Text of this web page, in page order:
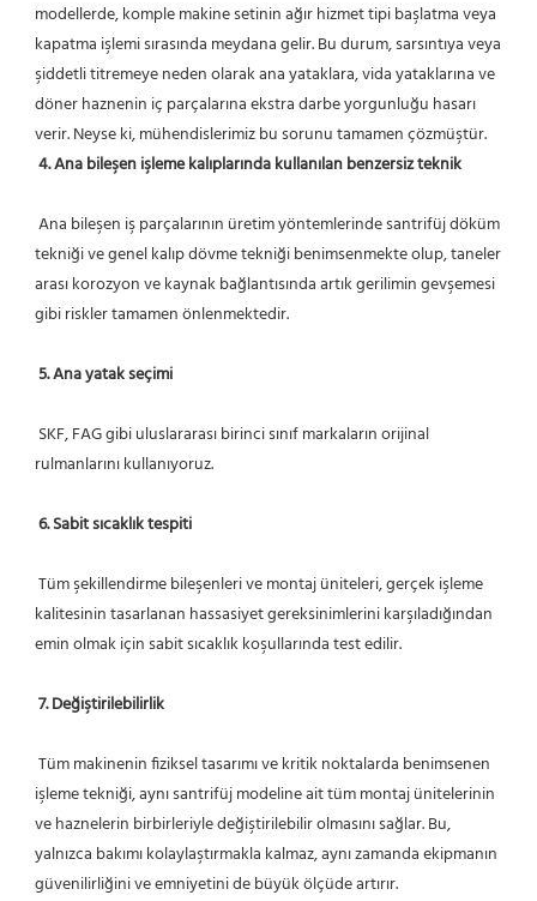
modellerde, komple makine setinin ağır hizmet tipi başlatma veya
kapatma işlemi sırasında meydana gelir. Bu durum, sarsıntıya veya
şiddetli titremeye neden olarak ana yataklara, vida yataklarına ve
döner haznenin iç parçalarına ekstra darbe yorgunluğu hasarı
verir. Neyse ki, mühendislerimiz bu sorunu tamamen çözmüştür.
4. Ana bileşen işleme kalıplarında kullanılan benzersiz teknik
tekniği ve genel kalıp dövme tekniği benimsenmekte olup, taneler
arası korozyon ve kaynak bağlantısında artık gerilimin gevşemesi
gibi riskler tamamen önlenmektedir.
5. Ana yatak seçimi
rulmanlarını kullanıyoruz.
6. Sabit sıcaklık tespiti
kalitesinin tasarlanan hassasiyet gereksinimlerini karşıladığından
emin olmak için sabit sıcaklık koşullarında test edilir.
7. Değiştirilebilirlik
işleme tekniği, aynı santrifüj modeline ait tüm montaj ünitelerinin
ve haznelerin birbirleriyle değiştirilebilir olmasını sağlar. Bu,
yalnızca bakımı kolaylaştırmakla kalmaz, aynı zamanda ekipmanın
güvenilirliğini ve emniyetini de büyük ölçüde artırır.